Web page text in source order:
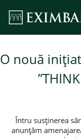
O nouă
Întru susținerea
anunțăm